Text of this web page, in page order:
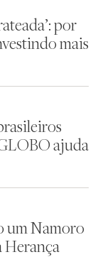
por
mais
ajuda
um Namoro
Herança